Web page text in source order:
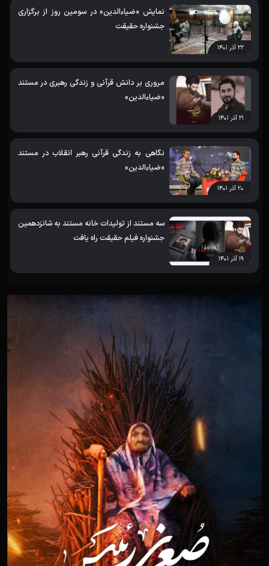
۲۲ آذر ۱۴۰۱
نمایش «ضیاءالدین» در سومین روز از برگزاری
جشنواره حقیقت
۲۱ آذر ۱۴۰۱
مروری بر دانش قرآنی و زندگی رهبری در مستند
«ضیاءالدین»
۲۰ آذر ۱۴۰۱
نگاهی به زندگی قرآنی رهبر انقلاب در مستند
«ضیاءالدین»
۱۹ آذر ۱۴۰۱
سه مستند از تولیدات خانه مستند به شانزدهمین
جشنواره فیلم حقیقت راه یافت